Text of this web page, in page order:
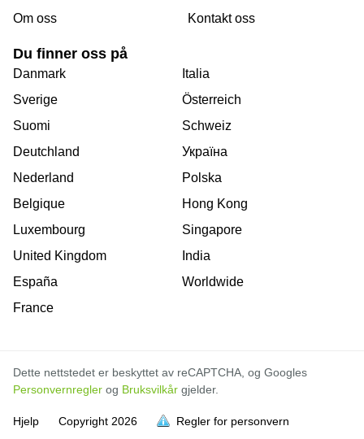
Om oss
Kontakt oss
Du finner oss på
Danmark
Sverige
Suomi
Deutchland
Nederland
Belgique
Luxembourg
United Kingdom
España
France
Italia
Österreich
Schweiz
Україна
Polska
Hong Kong
Singapore
India
Worldwide
Dette nettstedet er beskyttet av reCAPTCHA, og Googles
Personvernregler og Bruksvilkår gjelder.
Hjelp Copyright 2026 Regler for personvern